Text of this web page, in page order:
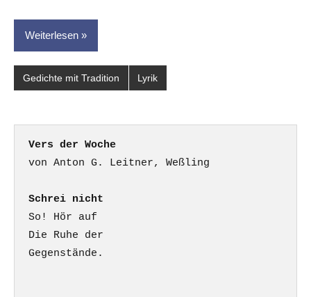
Weiterlesen
Gedichte mit Tradition Lyrik
Vers der Woche
Schrei nicht
So! Hör auf
Die Ruhe der
Gegenstände.